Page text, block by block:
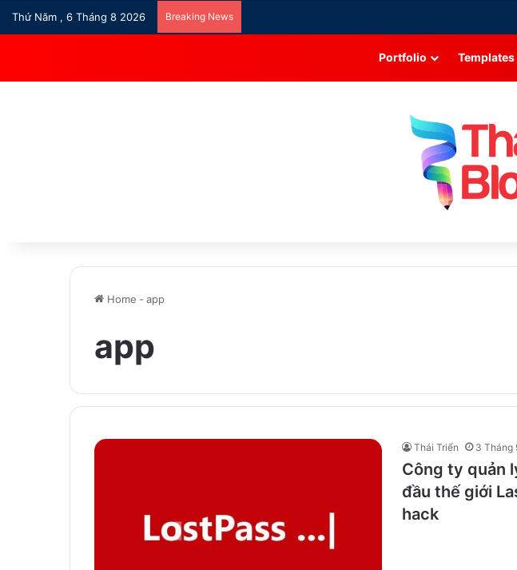
Thứ Năm , 6 Tháng 8 2026 Breaking News
Portfolio Templates
Home - app
app
Thái Triển 3 Tháng
Công ty quản
đầu thế giới
hack